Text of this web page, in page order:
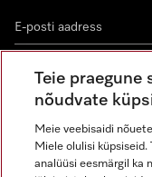
Miele Instagramis
Miele Miele
Teie praegune
nõudvate
Meie veebisaidi
Miele olulisi
analüüsi eesmärgil ka